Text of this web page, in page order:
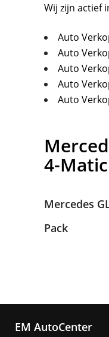
Wij zijn actief
Auto
Auto
Auto
Auto
Auto
4-
Mercedes
Pack
EM AutoCenter